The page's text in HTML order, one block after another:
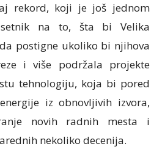
rekord, koji je još jednom
na to, šta bi Velika
postigne ukoliko bi njihova
i više podržala projekte
tehnologiju, koja bi pored
iz obnovljivih izvora,
novih radnih mesta i
nekoliko decenija.